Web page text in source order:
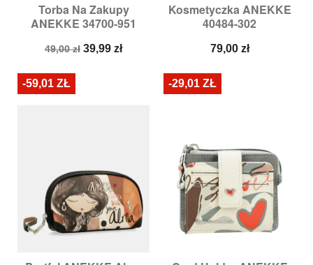
Torba Na Zakupy
ANEKKE 34700-951
Cena
49,00 zł Cena
39,99 zł
Kosmetyczka ANEKKE
40484-302
Cena
79,00 zł
-59,01 ZŁ -29,01 ZŁ